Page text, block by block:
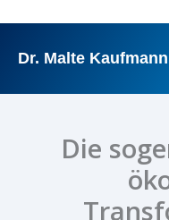
springen
Dr. Malte
Die